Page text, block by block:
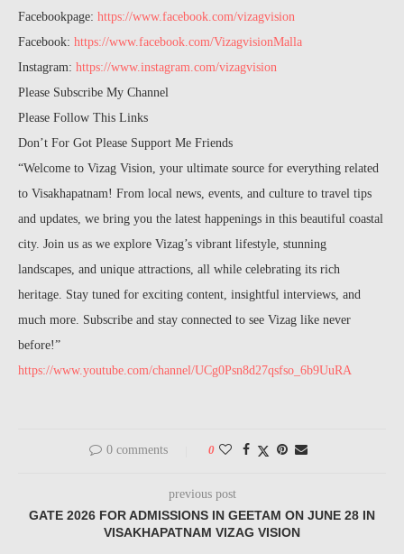
Facebookpage: https://www.facebook.com/vizagvision
Facebook: https://www.facebook.com/VizagvisionMalla
Instagram: https://www.instagram.com/vizagvision
Please Subscribe My Channel
Please Follow This Links
Don’t For Got Please Support Me Friends
“Welcome to Vizag Vision, your ultimate source for everything related
to Visakhapatnam! From local news, events, and culture to travel tips
and updates, we bring you the latest happenings in this beautiful coastal
city. Join us as we explore Vizag’s vibrant lifestyle, stunning
landscapes, and unique attractions, all while celebrating its rich
heritage. Stay tuned for exciting content, insightful interviews, and
much more. Subscribe and stay connected to see Vizag like never
before!”
https://www.youtube.com/channel/UCg0Psn8d27qsfso_6b9UuRA
0 comments 0
previous post
GATE 2026 FOR ADMISSIONS IN GEETAM ON JUNE 28 IN
VISAKHAPATNAM VIZAG VISION